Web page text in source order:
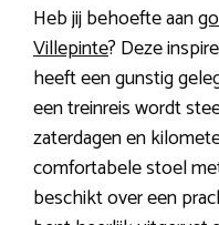
Heb jij behoefte aan
Villepinte? Deze
heeft een gunstig
een treinreis wordt
zaterdagen en
comfortabele stoel
beschikt over een